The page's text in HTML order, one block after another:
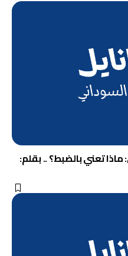
تعني بالضبط؟ .. بقلم: